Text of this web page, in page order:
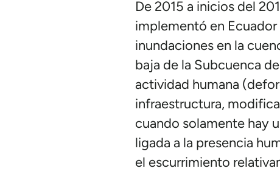
De 2015 a inicios del
implementó en
inundaciones en la
baja de la Subcuenca
actividad humana
infraestructura,
cuando solamente hay
ligada a la presencia
el escurrimiento